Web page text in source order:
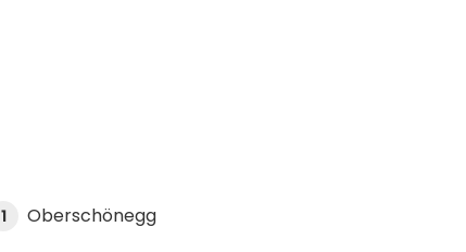
1 Oberschönegg